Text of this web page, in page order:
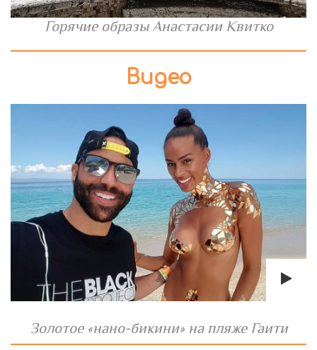
Горячие образы Анастасии Квитко
Видео
Золотое «нано-бикини» на пляже Гаити